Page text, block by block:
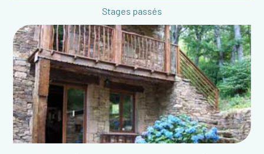
Stages passés